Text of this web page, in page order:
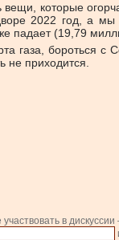
которые
2022 год, а
падает (19,79
газа, бороться с
не приходится.
в